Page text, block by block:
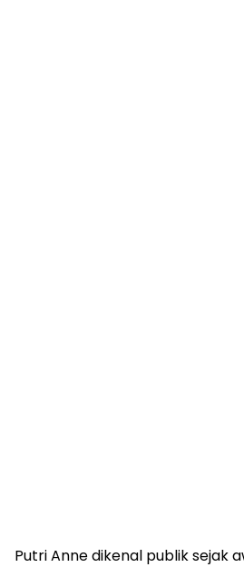
Putri Anne dikenal publik sejak